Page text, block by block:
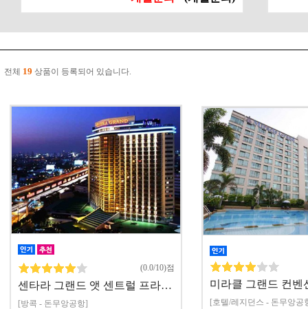
전체 19 상품이 등록되어 있습니다.
(0.0/10)점
센타라 그랜드 앳 센트럴 프라…
[방콕 - 돈무앙공항]
미라클 그랜드 컨
[호텔/레지던스 - 돈무앙공